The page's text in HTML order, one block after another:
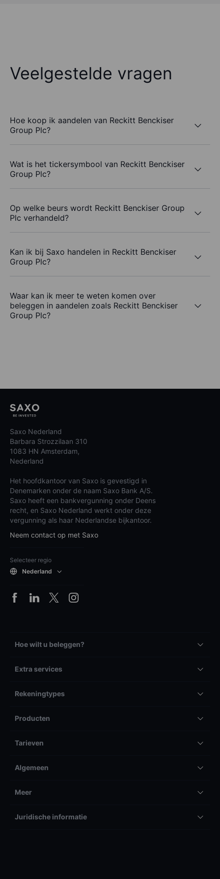
Veelgestelde vragen
Hoe koop ik aandelen van Reckitt Benckiser
Group Plc?
Wat is het tickersymbool van Reckitt Benckiser
Group Plc?
Op welke beurs wordt Reckitt Benckiser Group
Plc verhandeld?
Kan ik bij Saxo handelen in Reckitt Benckiser
Group Plc?
Waar kan ik meer te weten komen over
beleggen in aandelen zoals Reckitt Benckiser
Group Plc?
Saxo Nederland
Barbara Strozzilaan 310
1083 HN Amsterdam,
Nederland
Het hoofdkantoor van Saxo is gevestigd in
Denemarken onder de naam Saxo Bank A/S.
Saxo heeft een bankvergunning onder Deens
recht, en Saxo Nederland werkt onder deze
vergunning als haar Nederlandse bijkantoor.
Neem contact op met Saxo
Selecteer regio
Nederland
Hoe wilt u beleggen?
Extra services
Rekeningtypes
Producten
Tarieven
Algemeen
Meer
Juridische informatie